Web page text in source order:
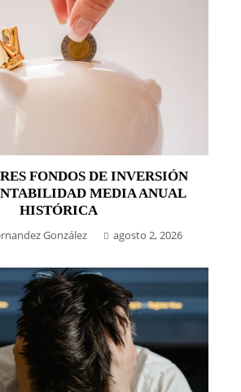
FONDOS DE INVERSIÓN
MEDIA ANUAL
HISTÓRICA
González agosto 2, 2026